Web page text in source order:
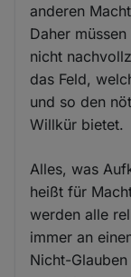
anderen
Daher
nicht
das Feld,
und so den
Willkür bietet.
Alles, was
heißt für
werden alle
immer an
Nicht-